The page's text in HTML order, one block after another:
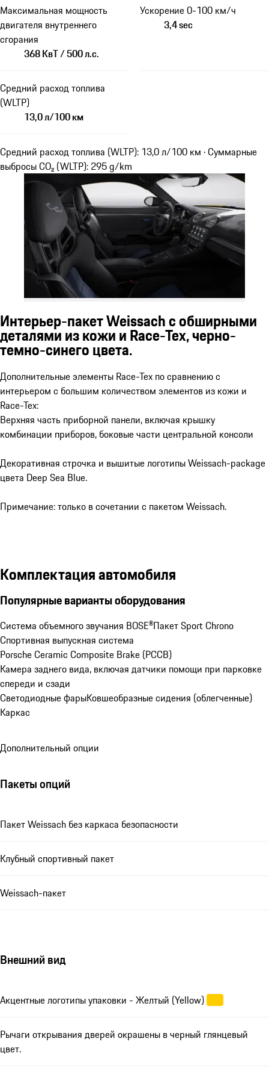
Максимальная мощность
двигателя внутреннего
сгорания
368 КвТ / 500 л.с.
Ускорение 0-100 км/ч
3,4 sec
Средний расход топлива
(WLTP)
13,0 л/100 км
Средний расход топлива (WLTP): 13,0 л/100 км · Суммарные
выбросы CO₂ (WLTP): 295 g/km
Интерьер-пакет Weissach с обширными
деталями из кожи и Race-Tex, черно-
темно-синего цвета.
Дополнительные элементы Race-Tex по сравнению с
интерьером с большим количеством элементов из кожи и
Race-Tex:
Верхняя часть приборной панели, включая крышку
комбинации приборов, боковые части центральной консоли
Декоративная строчка и вышитые логотипы Weissach-package
цвета Deep Sea Blue.
Примечание: только в сочетании с пакетом Weissach.
Комплектация автомобиля
Популярные варианты оборудования
Система объемного звучания BOSE®Пакет Sport Chrono
Спортивная выпускная система
Porsche Ceramic Composite Brake (PCCB)
Камера заднего вида, включая датчики помощи при парковке
спереди и сзади
Светодиодные фарыКовшеобразные сидения (облегченные)
Каркас
Дополнительный опции
Пакеты опций
Пакет Weissach без каркаса безопасности
Клубный спортивный пакет
Weissach-пакет
Внешний вид
Акцентные логотипы упаковки - Желтый (Yellow)
Рычаги открывания дверей окрашены в черный глянцевый
цвет.